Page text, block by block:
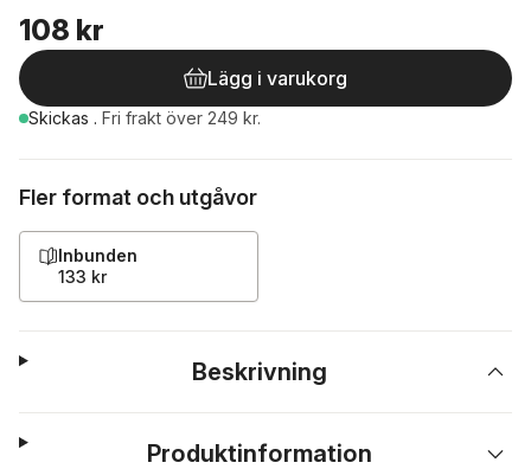
108 kr
Lägg i varukorg
Skickas . Fri frakt över 249 kr.
Fler format och utgåvor
Inbunden
133 kr
Beskrivning
Produktinformation